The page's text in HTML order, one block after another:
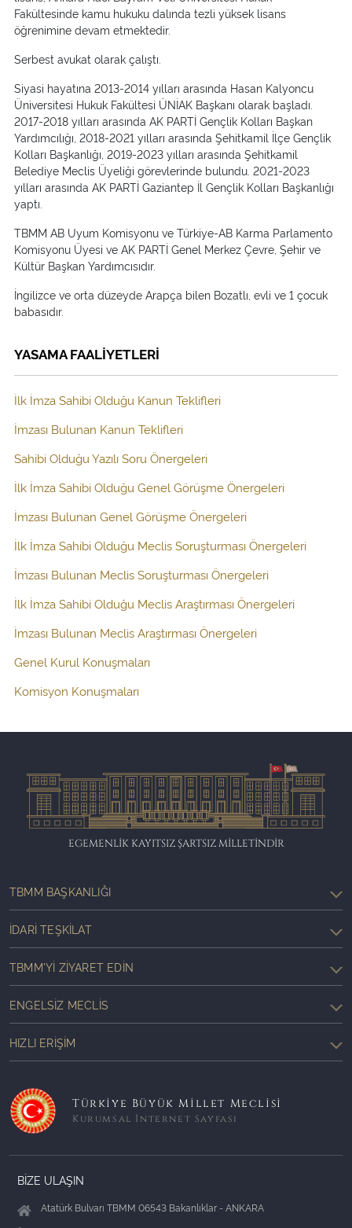
Fakültesinde kamu hukuku dalında tezli yüksek lisans
öğrenimine devam etmektedir.
Serbest avukat olarak çalıştı.
Siyasi hayatına 2013-2014 yılları arasında Hasan Kalyoncu
Üniversitesi Hukuk Fakültesi ÜNİAK Başkanı olarak başladı.
2017-2018 yılları arasında AK PARTİ Gençlik Kolları Başkan
Yardımcılığı, 2018-2021 yılları arasında Şehitkamil İlçe Gençlik
Kolları Başkanlığı, 2019-2023 yılları arasında Şehitkamil
Belediye Meclis Üyeliği görevlerinde bulundu. 2021-2023
yılları arasında AK PARTİ Gaziantep İl Gençlik Kolları Başkanlığı
yaptı.
TBMM AB Uyum Komisyonu ve Türkiye-AB Karma Parlamento
Komisyonu Üyesi ve AK PARTİ Genel Merkez Çevre, Şehir ve
Kültür Başkan Yardımcısıdır.
İngilizce ve orta düzeyde Arapça bilen Bozatlı, evli ve 1 çocuk
babasıdır.
YASAMA FAALİYETLERİ
İlk İmza Sahibi Olduğu Kanun Teklifleri
İmzası Bulunan Kanun Teklifleri
Sahibi Olduğu Yazılı Soru Önergeleri
İlk İmza Sahibi Olduğu Genel Görüşme Önergeleri
İmzası Bulunan Genel Görüşme Önergeleri
İlk İmza Sahibi Olduğu Meclis Soruşturması Önergeleri
İmzası Bulunan Meclis Soruşturması Önergeleri
İlk İmza Sahibi Olduğu Meclis Araştırması Önergeleri
İmzası Bulunan Meclis Araştırması Önergeleri
Genel Kurul Konuşmaları
Komisyon Konuşmaları
EGEMENLİK KAYITSIZ ŞARTSIZ MİLLETİNDİR
TBMM BAŞKANLIĞI
İDARI TEŞKILAT
TBMM'YI ZIYARET EDIN
ENGELSIZ MECLIS
HIZLI ERIŞIM
Türkiye Büyük Millet Meclisi
Kurumsal İnternet Sayfası
BİZE ULAŞIN
Atatürk Bulvarı TBMM 06543 Bakanlıklar - ANKARA